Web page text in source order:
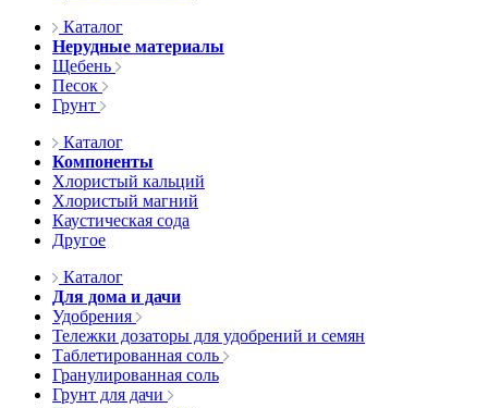
Каталог
Нерудные материалы
Щебень
Песок
Грунт
Каталог
Компоненты
Хлористый кальций
Хлористый магний
Каустическая сода
Другое
Каталог
Для дома и дачи
Удобрения
Тележки дозаторы для удобрений и семян
Таблетированная соль
Гранулированная соль
Грунт для дачи